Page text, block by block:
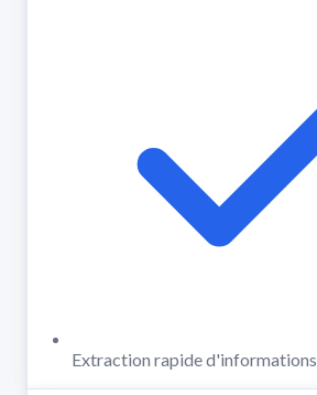
Extraction rapide d'informations